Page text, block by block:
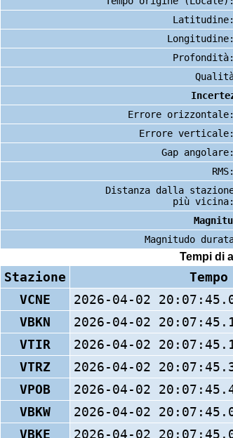
Latitudine:
Longitudine:
Profondità:
Errore orizzontale:
Errore verticale:
Gap angolare:
RMS:
Distanza dalla
più vicina:
Magnitudo
Tempi di
Stazione
VCNE
2026-04-02
VBKN
2026-04-02
VTIR
2026-04-02
VTRZ
2026-04-02
VPOB
2026-04-02
VBKW
2026-04-02
VBKE
2026-04-02